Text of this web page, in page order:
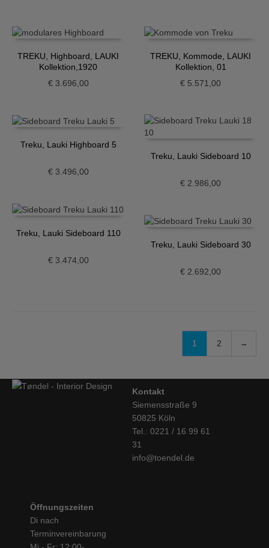
TREKU, Highboard, LAUKI
Kollektion,1920
€3.696,00
TREKU, Kommode, LAUKI
Kollektion, 01
€ 5.571,00
Treku, Lauki Highboard 5
€3.496,00
Treku, Lauki Sideboard 10
€ 2.986,00
Treku, Lauki Sideboard 110
€3.474,00
Treku, Lauki Sideboard 30
€ 2.692,00
1 2 →
Kontakt
Siemensstraße 9
50825 Köln
Tel.: 0221 / 16 99 61
31
info@toendel.de
Öffnungszeiten
Di nach
Terminvereinbarung